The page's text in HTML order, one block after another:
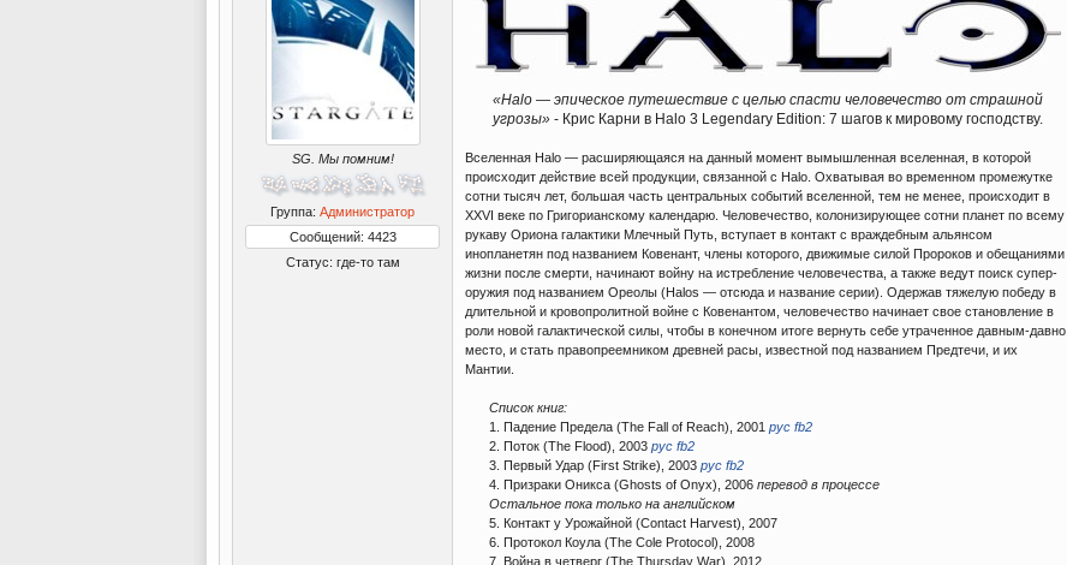
SG. Мы помним!
Группа: Администратор
Сообщений: 4423
Статус: где-то там
«Halo — эпическое путешествие с целью спасти человечество от страшной
угрозы»- Крис Карни в Halo 3 Legendary Edition: 7 шагов к мировому господству.
Вселенная Halo — расширяющаяся на данный момент вымышленная вселенная, в которой
происходит действие всей продукции, связанной с Halo. Охватывая во временном промежутке
сотни тысяч лет, большая часть центральных событий вселенной, тем не менее, происходит в
XXVI веке по Григорианскому календарю. Человечество, колонизирующее сотни планет по всему
рукаву Ориона галактики Млечный Путь, вступает в контакт с враждебным альянсом
инопланетян под названием Ковенант, члены которого, движимые силой Пророков и обещаниями
жизни после смерти, начинают войну на истребление человечества, а также ведут поиск супер-
оружия под названием Ореолы (Halos — отсюда и название серии). Одержав тяжелую победу в
длительной и кровопролитной войне с Ковенантом, человечество начинает свое становление в
роли новой галактической силы, чтобы в конечном итоге вернуть себе утраченное давным-давно
место, и стать правопреемником древней расы, известной под названием Предтечи, и их
Мантии.
Список книг:
1. Падение Предела (The Fall of Reach), 2001 рус fb2
2. Поток (The Flood), 2003 рус fb2
3. Первый Удар (First Strike), 2003 рус fb2
4. Призраки Оникса (Ghosts of Onyx), 2006 перевод в процессе
Остальное пока только на английском
5. Контакт у Урожайной (Contact Harvest), 2007
6. Протокол Коула (The Cole Protocol), 2008
7. Война в четверг (The Thursday War), 2012